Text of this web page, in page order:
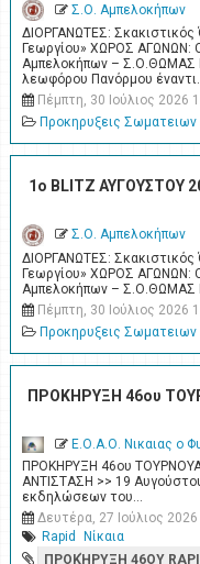
Σ.Ο. Αμπελοκήπων
ΔΙΟΡΓΑΝΩΤΕΣ:
Γεωργίου» ΧΩΡΟΣ ΑΓΩΝΩΝ:
Αμπελοκήπων – Σ.Ο.ΘΩΜΑΣ
λεωφόρου Πανόρμου
Πέμπτη, 30 Ιούλιος 2026
Προκηρυξεις Σωματειων
1ο BLITZ ΑΥΓΟΥΣΤΟΥ
Σ.Ο. Αμπελοκήπων
ΔΙΟΡΓΑΝΩΤΕΣ:
Γεωργίου» ΧΩΡΟΣ ΑΓΩΝΩΝ:
Αμπελοκήπων – Σ.Ο.ΘΩΜΑΣ
Πέμπτη, 30 Ιούλιος 2026
Προκηρυξεις Σωματειων
ΠΡΟΚΗΡΥΞΗ 46ου
Ε.Ο.Α.Ο. Νικαιας ο
ΠΡΟΚΗΡΥΞΗ 46ου ΤΟΥΡΝΟΥΑ
ΑΝΤΙΣΤΑΣΗ >> 19
εκδηλώσεων του…
Δευτέρα, 27 Ιούλιος
Rapid
Νίκαια
ΠΡΟΚΉΡΥΞΗ 46ΟΥ